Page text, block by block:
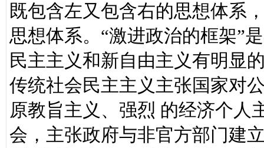
既包含左又包含右的思想体系
思想体系。“激进政治的框架”
民主主义和新自由主义有明显
传统社会民主主义主张国家对
原教旨主义、强烈 的经济个人
会，主张政府与非官方部门建